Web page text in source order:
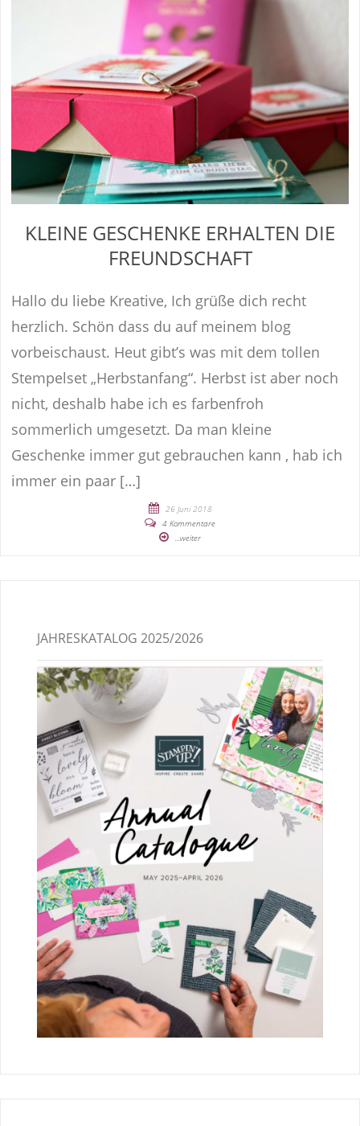
KLEINE GESCHENKE ERHALTEN DIE
FREUNDSCHAFT
Hallo du liebe Kreative, Ich grüße dich recht
herzlich. Schön dass du auf meinem blog
vorbeischaust. Heut gibt’s was mit dem tollen
Stempelset „Herbstanfang“. Herbst ist aber noch
nicht, deshalb habe ich es farbenfroh
sommerlich umgesetzt. Da man kleine
Geschenke immer gut gebrauchen kann , hab ich
immer ein paar […]
26 Juni 2018
4 Kommentare
...weiter
JAHRESKATALOG 2025/2026